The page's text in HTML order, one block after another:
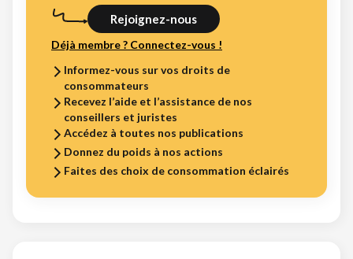
Rejoignez-nous
Déjà membre ? Connectez-vous !
Informez-vous sur vos droits de
consommateurs
Recevez l’aide et l’assistance de nos
conseillers et juristes
Accédez à toutes nos publications
Donnez du poids à nos actions
Faites des choix de consommation éclairés